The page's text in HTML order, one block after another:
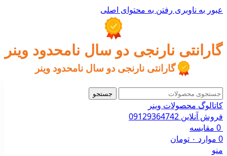
عبور به ناوبری رفتن به محتوای اصلی
گارانتی نارنجی دو سال نامحدود وینر
گارانتی نارنجی دو سال نامحدود وینر
جستجو
کاتالوگ محصولات وینر
فروش آنلاین 09129364742
0 مقایسه
0 موارد ۰ تومان
منو